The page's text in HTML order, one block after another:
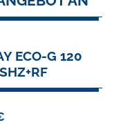
ECO-G 120